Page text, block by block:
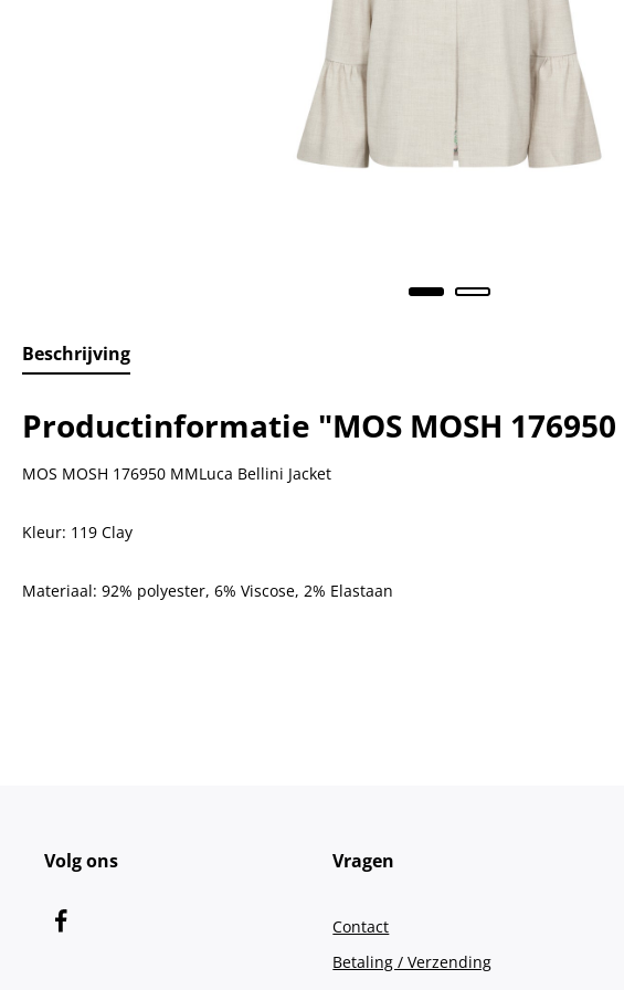
Beschrijving
Productinformatie "MOS MOSH
MOS MOSH 176950 MMLuca Bellini Jacket
Kleur: 119 Clay
Materiaal: 92% polyester, 6% Viscose, 2% Elastaan
Volg ons Vragen
Contact
Betaling / Verzending